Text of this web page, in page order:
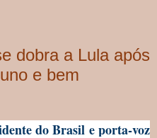
dobra a Lula após
e bem
do Brasil e porta-voz